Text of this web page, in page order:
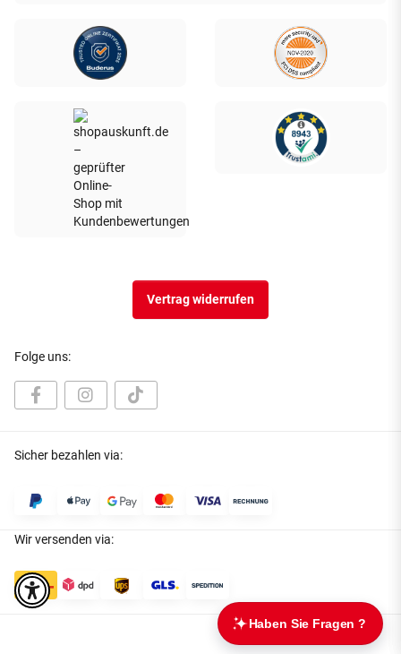
Vertrag widerrufen
Folge uns:
Sicher bezahlen via:
Wir versenden via: